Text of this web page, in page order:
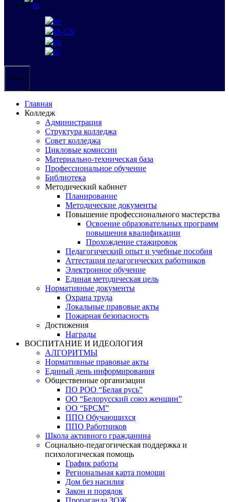
Меню
Главная
Колледж
Администрация
Структура колледжа
Совет колледжа
Цикловые комиссии
Материально-техническая база
Профессиональное обучение
Библиотека
Методический кабинет
Планирование
Методические документы
Повышение профессионального мастерства
Освоение образовательных программ
повышения квалификации
Прохождение стажировок
Педагогический опыт и учебные пособия
Аттестация педагогических работников
Электронное обучение
Единая методическая цель
Нормативные документы
Охрана труда
Локальные правовые акты
Пожарная безопасность
Достижения
Награды
ВОСПИТАНИЕ И ИДЕОЛОГИЯ
АЛГОРИТМЫ
Нормативные правовые акты
Единый день информирования
Общественные организации
ПО РОО “Белая русь”
ОО “Белорусский союз женщин”
ОО “БРСМ”
ППО Обучающихся
ППО Работников
Школа активного гражданина
Социально-педагогическая поддержка и
психологическая помощь
График работы
Региональная карта помощи
Дом без насилия
Закон и порядок
Пропаганда ЗОЖ